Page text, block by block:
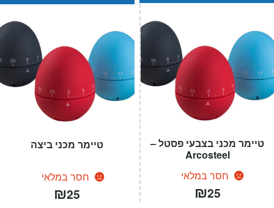
טיימר מכני ביצה
חסר במלאי
₪25
טיימר מכני בצבעי פסטל –
Arcosteel
חסר במלאי
₪25